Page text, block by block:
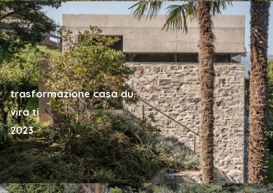
trasformazione casa du.
vira ti
2023